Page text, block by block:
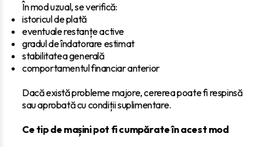
În mod uzual, se verifică:
istoricul de plată
eventuale restanțe active
gradul de îndatorare estimat
stabilitatea generală
comportamentul financiar anterior
Dacă există probleme majore, cererea poate fi respinsă
sau aprobată cu condiții suplimentare.
Ce tip de mașini pot fi cumpărate în acest mod